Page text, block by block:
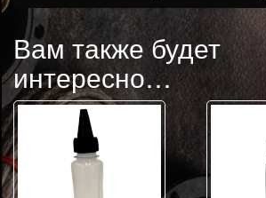
Вам также будет
интересно…